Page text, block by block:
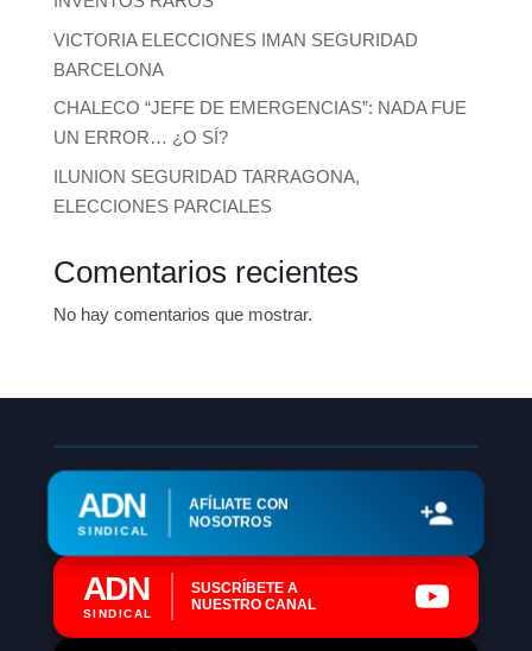
VICTORIA ELECCIONES IMAN SEGURIDAD
BARCELONA
CHALECO “JEFE DE EMERGENCIAS”: NADA FUE
UN ERROR… ¿O SÍ?
ILUNION SEGURIDAD TARRAGONA,
ELECCIONES PARCIALES
Comentarios recientes
No hay comentarios que mostrar.
ADN
SINDICAL
AFÍLIATE CON
NOSOTROS
ADN
SINDICAL
SUSCRÍBETE A
NUESTRO CANAL